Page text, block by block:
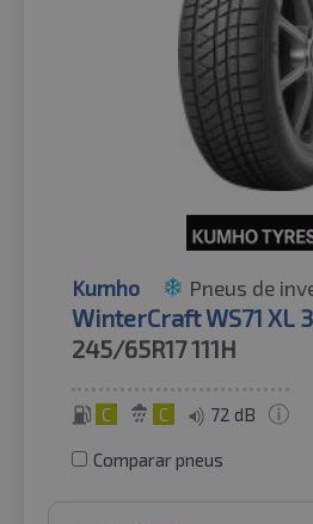
Kumho Pneus de
WinterCraft WS71 XL
245/65R17111H
C C 72 dB
Comparar pneus